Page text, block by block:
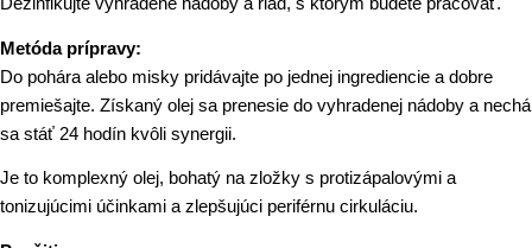
Metóda prípravy:
Do pohára alebo misky pridávajte po jednej ingrediencie a dobre
premiešajte. Získaný olej sa prenesie do vyhradenej nádoby a nechá
sa stáť 24 hodín kvôli synergii.
Je to komplexný olej, bohatý na zložky s protizápalovými a
tonizujúcimi účinkami a zlepšujúci periférnu cirkuláciu.